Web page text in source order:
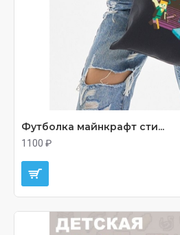
Футболка майнкрафт сти...
1100 ₽